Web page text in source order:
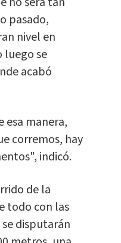
pasado,
nivel en
luego se
acabó
esa manera,
corremos, hay
indicó.
de la
todo con las
disputarán